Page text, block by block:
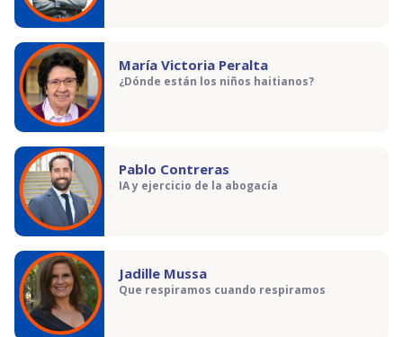
María Victoria Peralta
¿Dónde están los niños haitianos?
Pablo Contreras
IA y ejercicio de la abogacía
Jadille Mussa
Que respiramos cuando respiramos